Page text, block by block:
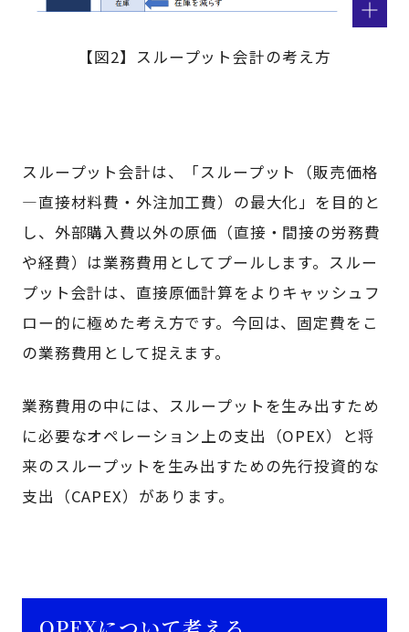
【図2】スループット会計の考え方
スループット会計は、「スループット（販売価格
―直接材料費・外注加工費）の最大化」を目的と
し、外部購入費以外の原価（直接・間接の労務費
や経費）は業務費用としてプールします。スルー
プット会計は、直接原価計算をよりキャッシュフ
ロー的に極めた考え方です。今回は、固定費をこ
の業務費用として捉えます。
業務費用の中には、スループットを生み出すため
に必要なオペレーション上の支出（OPEX）と将
来のスループットを生み出すための先行投資的な
支出（CAPEX）があります。